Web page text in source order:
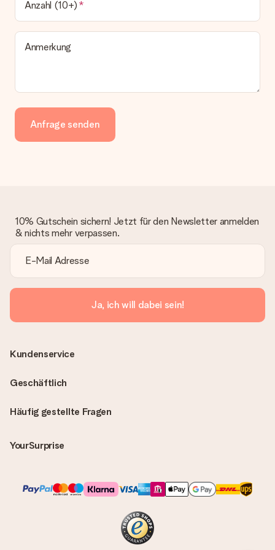
Anzahl (10+)
Anmerkung
Anfrage senden
10% Gutschein sichern! Jetzt für den Newsletter anmelden
& nichts mehr verpassen.
Ja, ich will dabei sein!
Häufig gestellte Fragen
YourSurprise
Kundenservice
Geschäftlich